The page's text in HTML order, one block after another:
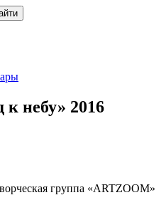
к небу» 2016
группа «ARTZOOM»